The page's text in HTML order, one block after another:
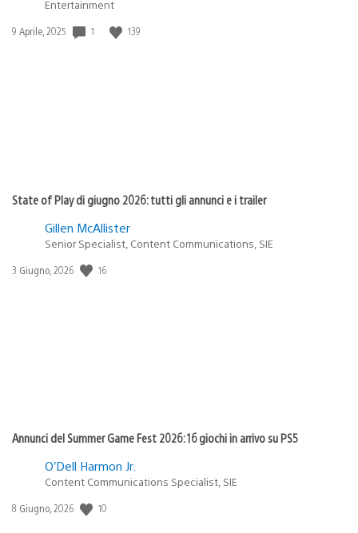
Entertainment
Data
9 Aprile, 2025 1 139
State of Play di giugno 2026: tutti gli annunci e i trailer
Gillen McAllister
Senior Specialist, Content Communications, SIE
Data
3 Giugno, 2026 16
Annunci del Summer Game Fest 2026: 16 giochi in arrivo su PS5
O’Dell Harmon Jr.
Content Communications Specialist, SIE
Data
8 Giugno, 2026 10